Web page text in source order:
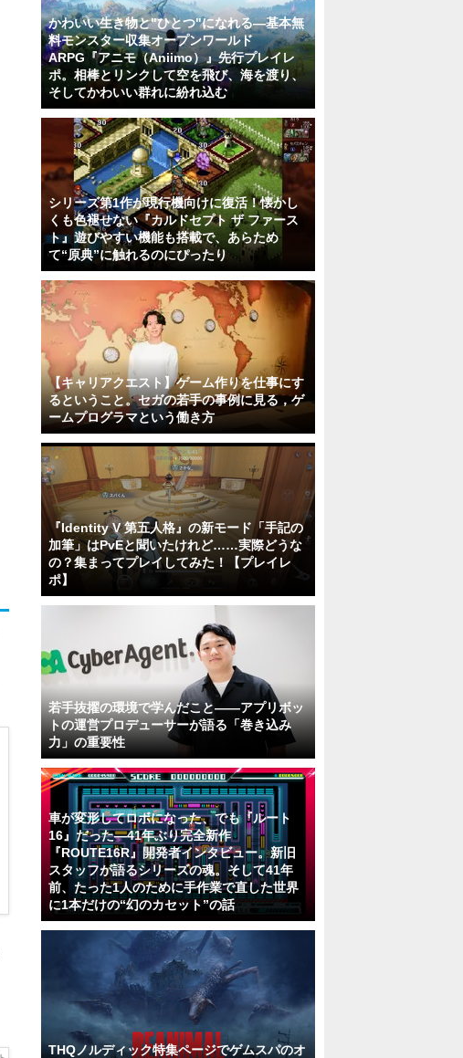
かわいい生き物と"ひとつ"になれる―基本無
料モンスター収集オープンワールド
ARPG『アニモ（Aniimo）』先行プレイレ
ポ。相棒とリンクして空を飛び、海を渡り、
そしてかわいい群れに紛れ込む
シリーズ第1作が現行機向けに復活！懐かし
くも色褪せない『カルドセプト ザ ファース
ト』遊びやすい機能も搭載で、あらため
て“原典”に触れるのにぴったり
【キャリアクエスト】ゲーム作りを仕事にす
るということ。セガの若手の事例に見る，ゲ
ームプログラマという働き方
『Identity V 第五人格』の新モード「手記の
加筆」はPvEと聞いたけれど……実際どうな
の？集まってプレイしてみた！【プレイレ
ポ】
若手抜擢の環境で学んだこと――アプリボッ
トの運営プロデューサーが語る「巻き込み
力」の重要性
車が変形してロボになった、でも『ルート
16』だった―41年ぶり完全新作
『ROUTE16R』開発者インタビュー。新旧
スタッフが語るシリーズの魂。そして41年
前、たった1人のために手作業で直した世界
に1本だけの“幻のカセット”の話
THQノルディック特集ページでゲムスパのオ